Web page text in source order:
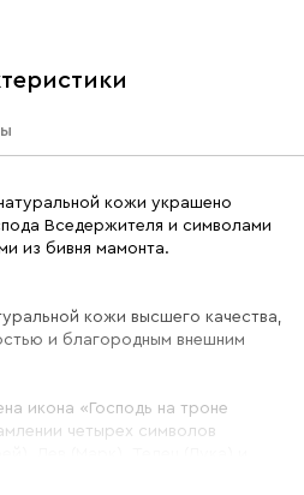
кожи украшено
Вседержителя и символами
из бивня мамонта.
кожи высшего качества,
и благородным внешним
икона «Господь на троне
четырех символов